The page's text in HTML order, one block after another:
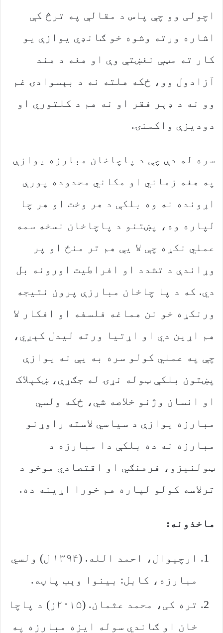
اچولی وو چې پاس د مقالې په ترڅ کې
اشاره ورته وشوه خو ګانډي یوازې یو
کار ته مټې نغښتې وې او هغه د هند
آزادول وو، ځکه هلته نه د بېسوادۍ غم
وو نه د ډېر فقر او نه هم د کلتوري او
دودیزې واکمنۍ.
سره له دې چې د پاچاخان مبارزه یوازې
په هغه زماني او مکاني محدوده پورې
اړونده نه وه بلکې د هر وخت او هر چا
لپاره وه، پښتنو د پاچاخان نسخه سمه
عملي نکړه چې لا یې هم تر منځ او پر
وړاندې د تشدد او افراطیت اورونه بل
دي. که د پا چاخان مبارزې پرون نتیجه
ورنکړه خو نن هماغه فلسفه او افکار لا
هم اړین دي او اړتیا ورته لیدل کېږي،
چې په عملي کولو سره به یې نه یوازې
پښتون بلکې ټوله نړۍ له جګړې، ښکېلاک
او انسان وژنو خلاصه شي، ځکه ولسي
مبارزه یوازې د سیاسي لاسته راوړنو
مبارزه نه ده بلکې دا مبارزه د
ټولنیزو، فرهنګي او اقتصادي موخو د
ترلاسه کولو لپاره هم خورا اړینه ده.
ماخذونه:
ارچیوال، احمد الله. (۱۳۹۴ ل) ولسي
مبارزه، کابل: بینوا وېب پاڼه.
تره کی، محمد عثمان. (۲۰۱۵ز) د پاچا
خان او ګاندي سوله ایزه مبارزه په